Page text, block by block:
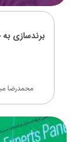
برندسازی به
محمدرضا